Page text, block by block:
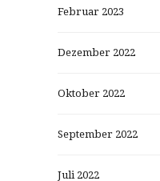
Februar 2023
Dezember 2022
Oktober 2022
September 2022
Juli 2022